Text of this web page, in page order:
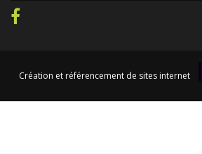
Création et référencement de sites internet